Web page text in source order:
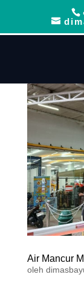
Air Mancur
oleh